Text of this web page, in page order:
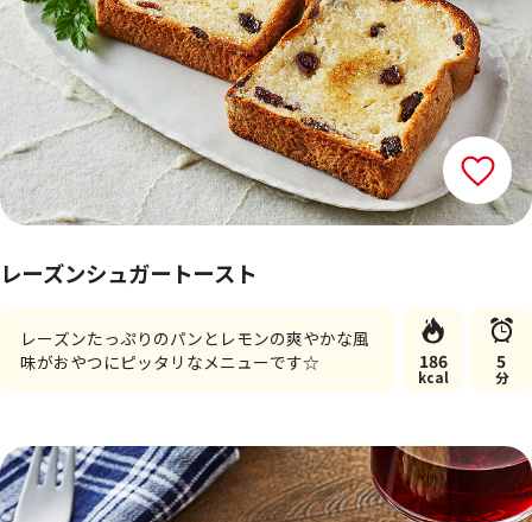
レーズンシュガートースト
レーズンたっぷりのパンとレモンの爽やかな風
味がおやつにピッタリなメニューです☆
186
kcal
5
分